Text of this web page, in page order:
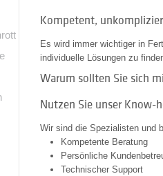
Kompetent,
Es wird immer wichtiger in
individuelle Lösungen zu
Warum sollten Sie sich
Nutzen Sie unser Know-
Wir sind die Spezialisten und
Kompetente Beratung
Persönliche
Technischer Support